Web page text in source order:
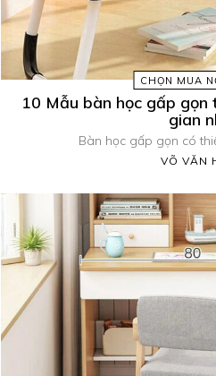
CHỌN MUA
10 Mẫu bàn học gấp gọn
gian
Bàn học gấp gọn có
VÕ VĂN